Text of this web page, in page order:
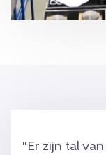
"Er zijn tal